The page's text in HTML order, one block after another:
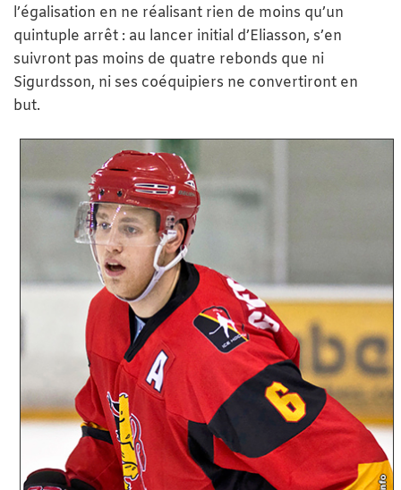
l’égalisation en ne réalisant rien de moins qu’un
quintuple arrêt : au lancer initial d’Eliasson, s’en
suivront pas moins de quatre rebonds que ni
Sigurdsson, ni ses coéquipiers ne convertiront en
but.